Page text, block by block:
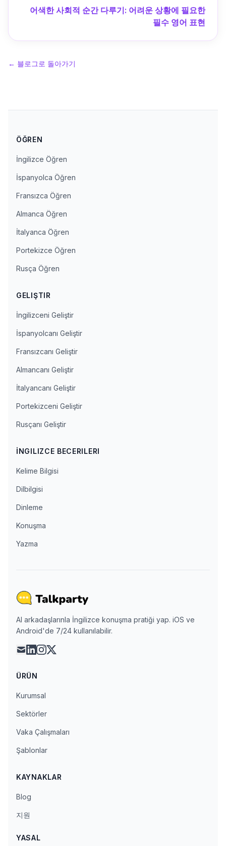
어색한 사회적 순간 다루기: 어려운 상황에 필요한
필수 영어 표현
← 블로그로 돌아가기
ÖĞREN
İngilizce Öğren
İspanyolca Öğren
Fransızca Öğren
Almanca Öğren
İtalyanca Öğren
Portekizce Öğren
Rusça Öğren
GELIŞTIR
İngilizceni Geliştir
İspanyolcanı Geliştir
Fransızcanı Geliştir
Almancanı Geliştir
İtalyancanı Geliştir
Portekizceni Geliştir
Rusçanı Geliştir
İNGILIZCE BECERILERI
Kelime Bilgisi
Dilbilgisi
Dinleme
Konuşma
Yazma
AI arkadaşlarınla İngilizce konuşma pratiği yap. iOS ve
Android'de 7/24 kullanılabilir.
maillinkedin
instagram
x
ÜRÜN
Kurumsal
Sektörler
Vaka Çalışmaları
Şablonlar
KAYNAKLAR
Blog
지원
YASAL